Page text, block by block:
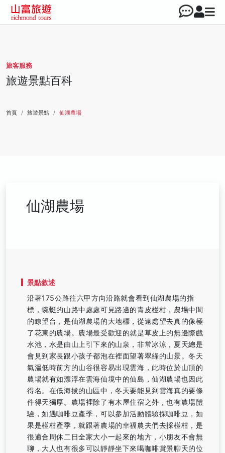
旅客服務
旅遊景點百科
首頁 旅遊景點 仙湖農場
仙湖農場
景點敘述
沿著175公路往六甲方向沿路就會看到仙湖農場的指
標，蜿蜒的山路中處處可見路邊的青皮椪柑，農場中間
的瞭望台，是仙湖農場的大地標，從遠處望去真的像極
了花東的農場。農場最受歡迎的就是草皮上的無邊際戲
水池，水是由山上引下來的山泉，非常冰涼，夏天總是
會見到家長跟小孩子都泡在裡面望著翠綠的山景。冬天
氣溫低時前方的山谷很容易出現雲海，此時位於山頂的
農場就有如漂浮在雲海仙境中的仙島，仙湖農場也因此
得名。在低海拔的山區中，冬天要能見到雲海真的要條
件得天獨厚。農場裡除了有木屋住宿之外，也有農場體
驗，如遇咖啡豆產季，可以參加活動體驗採咖啡豆，如
果是椪柑產季，就跟著農場的幸福農夫們去採椪柑，是
很適合周休二日全家大小一起來的地方，小朋友不會無
聊，大人也有很多可以靜靜坐下來喝咖啡賞景聊天的位